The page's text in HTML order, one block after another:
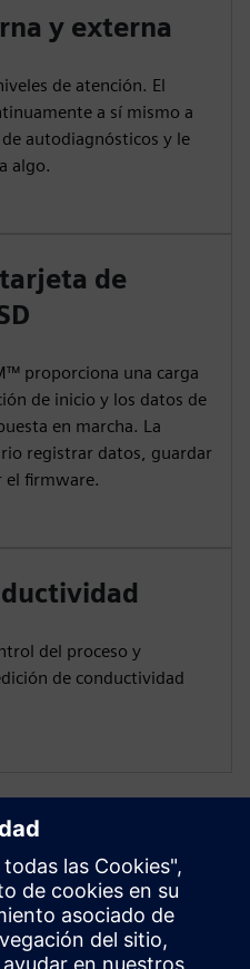
y externa
de atención. El
a sí mismo a
autodiagnósticos y le
algo.
tarjeta de
proporciona una carga
de inicio y los datos de
en marcha. La
registrar datos, guardar
el firmware.
del proceso y
de conductividad